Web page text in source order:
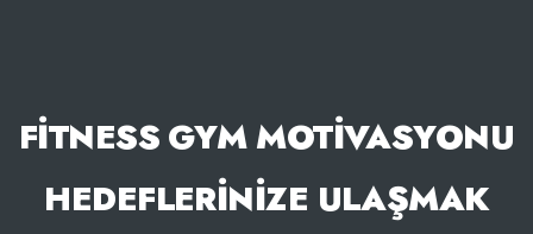
FITNESS GYM MOTIVASYONU
HEDEFLERINIZE ULAŞMAK